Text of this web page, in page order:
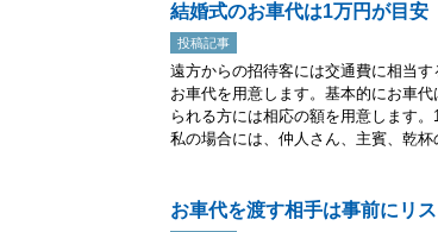
結婚式のお車代は1万円が目安
投稿記事
遠方からの招待客には交通費に相当
お車代を用意します。基本的にお車
られる方には相応の額を用意します
私の場合には、仲人さん、主賓、乾
お車代を渡す相手は事前にリ